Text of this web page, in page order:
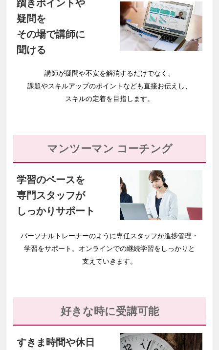
躓きポイントや
疑問を
その場で講師に
聞ける
講師が疑問や不安を解消するだけでなく、
課題やスキルアップのポイントなども直接お伝えし、
スキルの定着を 目指します。
マンツーマン コーチング
学習のペースを
専門スタッフが
しっかりサポート
パーソナルトレーナーのように専任スタッフが進捗管理・
学習をサポート。 オンラインでの継続学習を しっかりと
支えていきます。
好きな時に受講可能
すきま時間や休日